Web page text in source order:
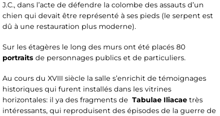
J.C., dans l’acte de défendre la colombe des assauts d’un
chien qui devait être représenté à ses pieds (le serpent est
dû à une restauration plus moderne).
Sur les étagères le long des murs ont été placés 80
portraits de personnages publics et de particuliers.
Au cours du XVIII siècle la salle s’enrichit de témoignages
historiques qui furent installés dans les vitrines
horizontales: il ya des fragments de Tabulae Iliacae très
intéressants, qui reproduisent des épisodes de la guerre de